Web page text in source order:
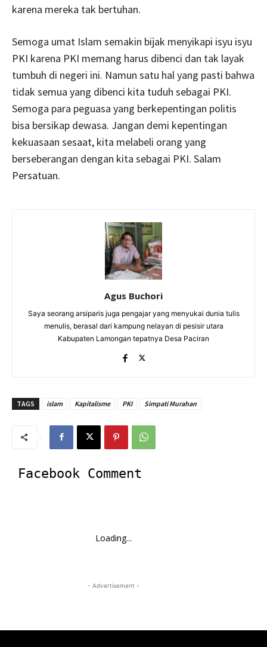
karena mereka tak bertuhan.
Semoga umat Islam semakin bijak menyikapi isyu isyu
PKI karena PKI memang harus dibenci dan tak layak
tumbuh di negeri ini. Namun satu hal yang pasti bahwa
tidak semua yang dibenci kita tuduh sebagai PKI.
Semoga para peguasa yang berkepentingan politis
bisa bersikap dewasa. Jangan demi kepentingan
kekuasaan sesaat, kita melabeli orang yang
berseberangan dengan kita sebagai PKI. Salam
Persatuan.
Agus Buchori
Saya seorang arsiparis juga pengajar yang menyukai dunia tulis
menulis, berasal dari kampung nelayan di pesisir utara
Kabupaten Lamongan tepatnya Desa Paciran
TAGS islam Kapitalisme PKI Simpati Murahan
Facebook Comment
Loading...
- Advertisement -